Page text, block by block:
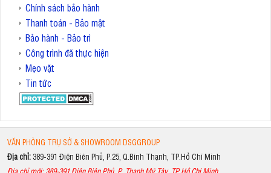
Chính sách bảo hành
Thanh toán - Bảo mật
Bảo hành - Bảo trì
Công trình đã thực hiện
Mẹo vặt
Tin tức
VĂN PHÒNG TRỤ SỞ & SHOWROOM DSGGROUP
Địa chỉ: 389-391 Điện Biên Phủ, P.25, Q.Bình Thạnh, TP.Hồ Chí Minh
Địa chỉ mới: 389-391 Điện Biên Phủ, P. Thạnh Mỹ Tây, TP.Hồ Chí Minh